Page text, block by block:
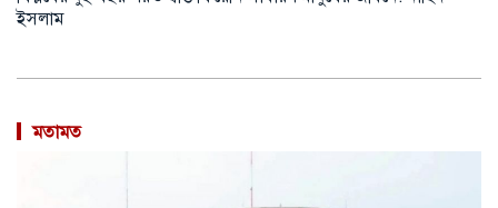
ইসলাম
মতামত